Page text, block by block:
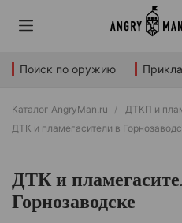
Поиск по оружию
Каталог AngryMan.ru
ДТКП и
ДТК и пламегасители в
ДТК и
Горнозаводске